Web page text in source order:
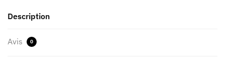
Description
Avis 0